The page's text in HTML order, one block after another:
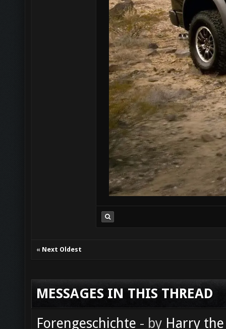
« Next Oldest
MESSAGES IN THIS THREAD
Forengeschichte - by Harry